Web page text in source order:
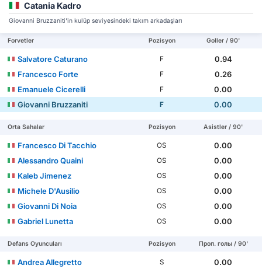
Catania Kadro
Giovanni Bruzzaniti'in kulüp seviyesindeki takım arkadaşları
Forvetler Pozisyon Goller / 90'
Salvatore Caturano F
0.94
Francesco Forte
F
0.26
Emanuele Cicerelli
F
0.00
Giovanni Bruzzaniti
F 0.00
Orta Sahalar Pozisyon Asistler / 90'
Francesco Di Tacchio OS
0.00
Alessandro Quaini
OS
0.00
Kaleb Jimenez
OS
0.00
Michele D'Ausilio
OS
0.00
Giovanni Di Noia
OS
0.00
Gabriel Lunetta
OS 0.00
Defans Oyuncuları Pozisyon Проп. голы / 90'
Andrea Allegretto S
0.00